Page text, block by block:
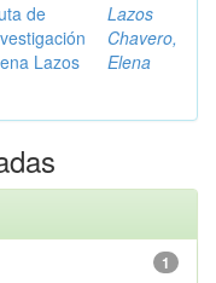
de
Lazos
Lazos
Chavero,
Elena
1